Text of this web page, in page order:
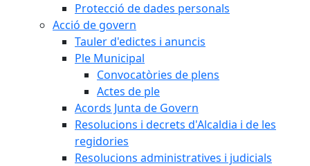
Protecció de dades personals
Acció de govern
Tauler d'edictes i anuncis
Ple Municipal
Convocatòries de plens
Actes de ple
Acords Junta de Govern
Resolucions i decrets d'Alcaldia i de les
regidories
Resolucions administratives i judicials